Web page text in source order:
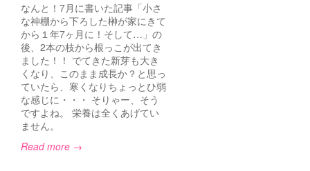
なんと！7月に書いた記事「小さ
な神棚から下ろした榊が家にきて
から１年7ヶ月に！そして…」の
後、2本の枝から根っこが出てき
ました！！ でてきた新芽も大き
くなり、このまま成長か？と思っ
ていたら、寒くなりちょっとひ弱
な感じに・・・ そりゃー、そう
ですよね。 栄養は全くあげてい
ません。
Read more →